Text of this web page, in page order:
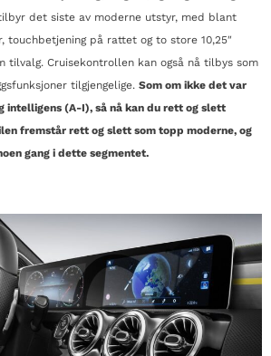
det siste av moderne utstyr, med blant
touchbetjening på rattet og to store 10,25″
tilvalg. Cruisekontrollen kan også nå tilbys som
tilgjengelige. Som om ikke det var
intelligens (A-I), så nå kan du rett og slett
fremstår rett og slett som topp moderne, og
gang i dette segmentet.